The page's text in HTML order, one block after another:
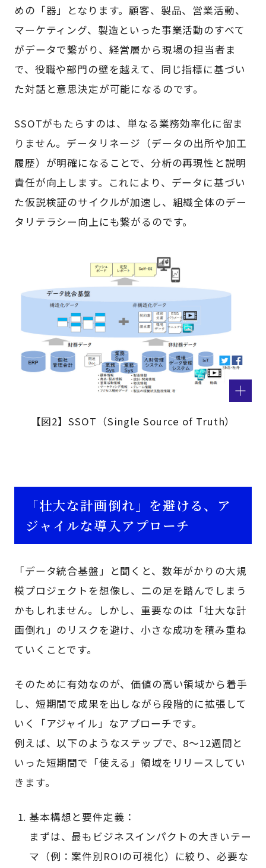
めの「器」となります。顧客、製品、営業活動、
マーケティング、製造といった事業活動のすべて
がデータで繋がり、経営層から現場の担当者ま
で、役職や部門の壁を越えて、同じ指標に基づい
た対話と意思決定が可能になるのです。
SSOTがもたらすのは、単なる業務効率化に留ま
りません。データリネージ（データの出所や加工
履歴）が明確になることで、分析の再現性と説明
責任が向上します。これにより、データに基づい
た仮説検証のサイクルが加速し、組織全体のデー
タリテラシー向上にも繋がるのです。
【図2】SSOT（Single Source of Truth）
「壮大な計画倒れ」を避ける、ア
ジャイルな導入アプローチ
「データ統合基盤」と聞くと、数年がかりの大規
模プロジェクトを想像し、二の足を踏んでしまう
かもしれません。しかし、重要なのは「壮大な計
画倒れ」のリスクを避け、小さな成功を積み重ね
ていくことです。
そのために有効なのが、価値の高い領域から着手
し、短期間で成果を出しながら段階的に拡張して
いく「アジャイル」なアプローチです。
例えば、以下のようなステップで、8〜12週間と
いった短期間で「使える」領域をリリースしてい
きます。
基本構想と要件定義：
まずは、最もビジネスインパクトの大きいテー
マ（例：案件別ROIの可視化）に絞り、必要な